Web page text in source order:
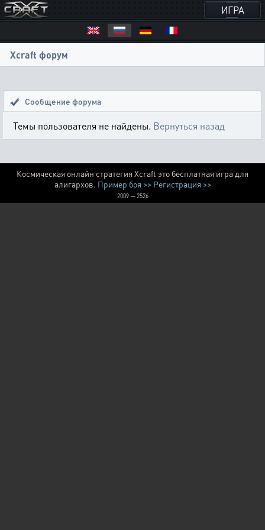
ИГРА
Xcraft форум
Сообщение форума
Темы пользователя не найдены. Вернуться назад
Космическая онлайн стратегия Xcraft это бесплатная игра для
алигархов. Пример боя >> Регистрация >>
2009 — 2526